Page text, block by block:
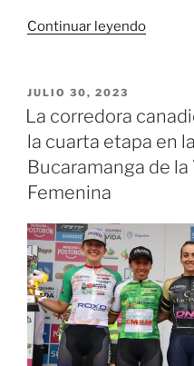
Continuar leyendo«De
estrena
PUBLICADO
EL
JULIO 30, 2023
La corredora
la cuarta etapa en
Bucaramanga de
Femenina